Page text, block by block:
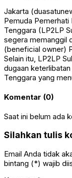
Jakarta
Pemuda Pemerhati
Tenggara (LP2LP
segera memanggil
(beneficial owner)
Selain itu, LP2LP
dugaan
Tenggara yang
Komentar (0)
Saat ini belum ada
Silahkan tulis
Email Anda tidak
bintang (*) wajib